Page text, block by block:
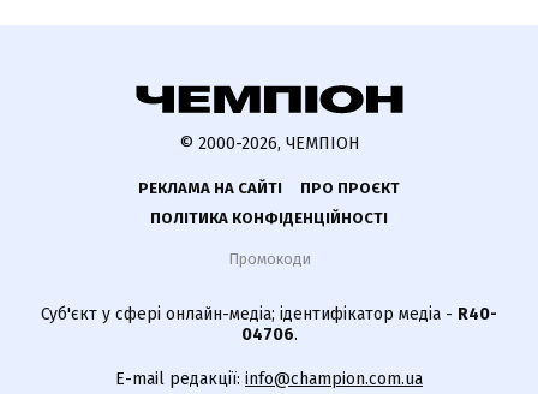
© 2000-2026, ЧЕМПІОН
РЕКЛАМА НА САЙТІ
ПРО ПРОЄКТ
ПОЛІТИКА КОНФІДЕНЦІЙНОСТІ
Промокоди
Суб'єкт у сфері онлайн-медіа; ідентифікатор медіа - R40-
04706.
E-mail редакції: info@champion.com.ua